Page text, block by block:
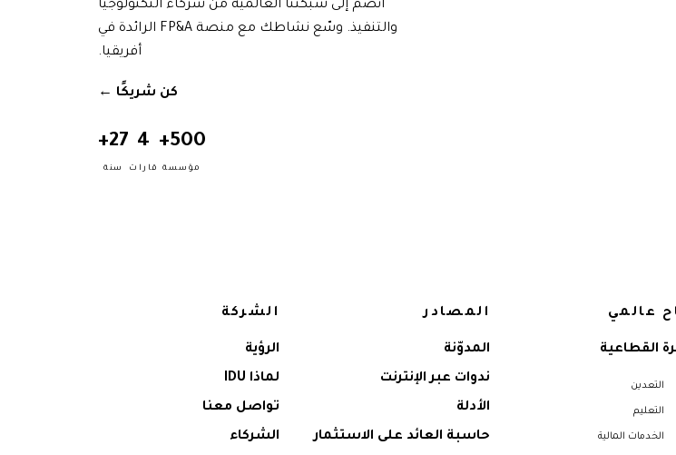
انضم إلى شبكتنا العالمية من شركاء التكنولوجيا
والتنفيذ. وسّع نشاطك مع منصة FP&A الرائدة في
أفريقيا.
كن شريكًا →
500+
مؤسسة
4
قارات
27+
سنة
عالمي
القطاعية
التعدين
التعليم
الخدمات المالية
المصادر
المدوّنة
ندوات عبر الإنترنت
الأدلة
حاسبة العائد على الاستثمار
الشركة
الرؤية
لماذا IDU
تواصل معنا
الشركاء